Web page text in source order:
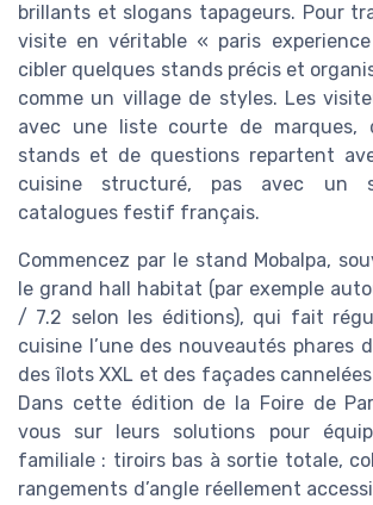
brillants et slogans tapageurs. Pour
visite en véritable « paris
cibler quelques stands précis et
comme un village de styles. Les
avec une liste courte de marques,
stands et de questions repartent
cuisine structuré, pas avec un
catalogues festif français.
Commencez par le stand Mobalpa,
le grand hall habitat (par exemple
/ 7.2 selon les éditions), qui fait
cuisine l’une des nouveautés phares
des îlots XXL et des façades
Dans cette édition de la Foire de
vous sur leurs solutions pour
familiale : tiroirs bas à sortie totale,
rangements d’angle réellement